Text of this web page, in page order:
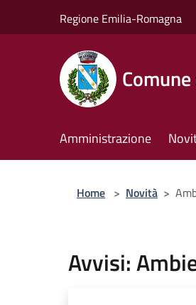
Regione Emilia-Romagna
Amministrazione
Home > Novità >
Avvisi: